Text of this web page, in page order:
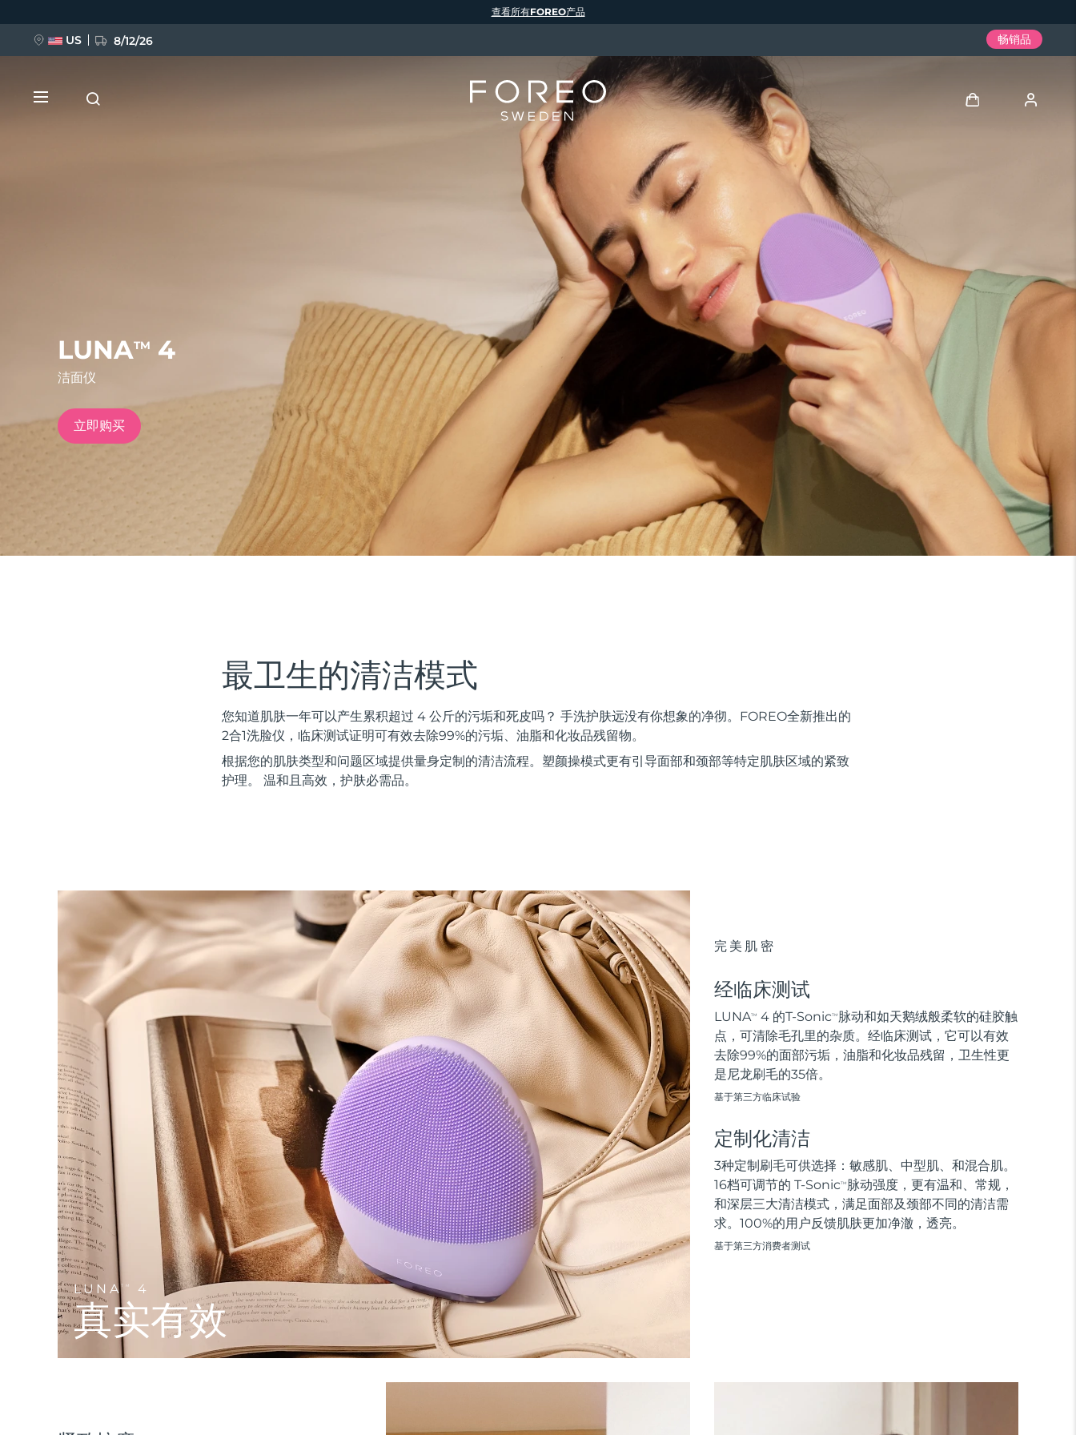
容
LUNATM 4
洁面仪
立即购买
最卫生的清洁模式
您知道肌肤一年可以产生累积超过 4 公斤的污垢和死皮吗？ 手洗护肤远没有你想象的净彻。FOREO全新推出的
2合1洗脸仪，临床测试证明可有效去除99%的污垢、油脂和化妆品残留物。
根据您的肌肤类型和问题区域提供量身定制的清洁流程。塑颜操模式更有引导面部和颈部等特定肌肤区域的紧致
护理。 温和且高效，护肤必需品。
LUNATM 4
真实有效
完美肌密
经临床测试
LUNATM 4 的T-SonicTM 脉动和如天鹅绒般柔软的硅胶触
点，可清除毛孔里的杂质。经临床测试，它可以有效
去除99%的面部污垢，油脂和化妆品残留，卫生性更
是尼龙刷毛的35倍。
基于第三方临床试验
定制化清洁
3种定制刷毛可供选择：敏感肌、中型肌、和混合肌。
16档可调节的 T-SonicTM 脉动强度，更有温和、常规，
和深层三大清洁模式，满足面部及颈部不同的清洁需
求。100%的用户反馈肌肤更加净澈，透亮。
基于第三方消费者测试
查看所有FOREO产品
US 8/12/26 畅销品
我的地址
我的订阅
issa™ Teeth Whitening Set
FAQ™ Dual LED Panel
热门产品
LUNA™ 4 套装
Anti-aging massage
LUNA™ 4 Plus
Massage, LED heating
LUNA™ 4 Men
For men, anti-aging massage
LUNA™ 4 mini
For young skin, T-zone
LUNA™ 4 go
For travel or gym bag
LUNA™ 护肤
Premium cleansers & balm
LUNA™ 设备
BEAR™ 2 套装
Microcurrent toning
BEAR™ 2 go
Microcurrent toning on-the-go
BEAR™ 2 eyes & lips
Microcurrent line smoothing device
面部提拉护理
Premium anti-aging skincare
BEAR™ 设备
All premium facelift devices
补水保湿
UFO™ 3 套装
Deep facial hydration
UFO™ 3 LED
Near-infrared and red light therapy device
UFO™ 3 mini
Red light therapy device for young skin
UFO™ 3 go
Portable red light therapy
面膜
Rejuvenation & hydration
口腔护理
issa™ 4
Hybrid silicone sonic toothbrush
issa™ 4 plus
Smart hybrid silicone sonic toothbrush
issa™ 4 smile
Hybrid silicone sonic toothbrush
issa™ 4 baby
For ages 0-3
issa™ Teeth Whitening Set
Dual LED + sonic device & 18% PAP gel
FAQ™ 抗老护理
抗老
FAQ™ 101
Clinical anti-aging
FAQ™ 102
Advanced clinical anti-aging
FAQ™ 103
Luxurious clinical anti-aging set
LED治疗
NEW
FAQ™ 201
LED mask
FAQ™ 202
LED mask
FAQ™ 211
Anti-aging neck & décolleté LED mask
生发
FAQ™ 301
LED hair strengthening scalp massager
FAQ™ Scalp Serum
Scalp recovery probiotic serum
肌肤年轻化
NEW
FAQ™ 501
Full-Spectrum Red Light Therapy
FAQ™ 502
Full-Spectrum Red Light Therapy
保健品
NEW
专业治疗